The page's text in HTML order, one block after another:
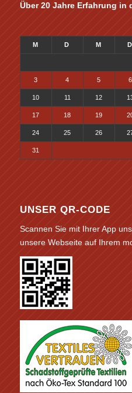
Über 20 Jahre Erfahrung in
M D M D
3 4 5 6
10 11 12
17 18 19
24 25 26
31
UNSER QR-CODE
Scannen Sie mit Ihrer App
unsere Webseite auf Ihrem